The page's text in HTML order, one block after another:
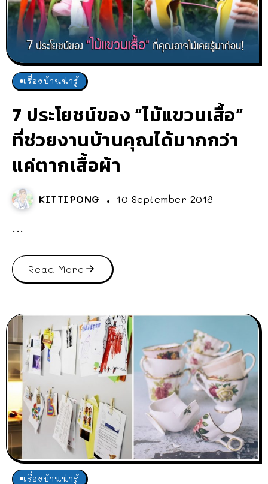
เรื่องบ้านน่ารู้
7 ประโยชน์ของ “ไม้แขวนเสื้อ”
ที่ช่วยงานบ้านคุณได้มากกว่า
แค่ตากเสื้อผ้า
KITTIPONG 10 September 2018
...
Read More
เรื่องบ้านน่ารู้